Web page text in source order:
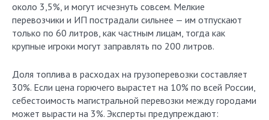
около 3,5%, и могут исчезнуть совсем. Мелкие
перевозчики и ИП пострадали сильнее — им отпускают
только по 60 литров, как частным лицам, тогда как
крупные игроки могут заправлять по 200 литров.
Доля топлива в расходах на грузоперевозки составляет
30%. Если цена горючего вырастет на 10% по всей России,
себестоимость магистральной перевозки между городами
может вырасти на 3%. Эксперты предупреждают: